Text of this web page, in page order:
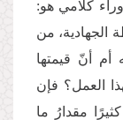
كلامي هو:
الجهادية، من
أم أنّ قيمتها
العمل؟ فإن
مقدارُ ما